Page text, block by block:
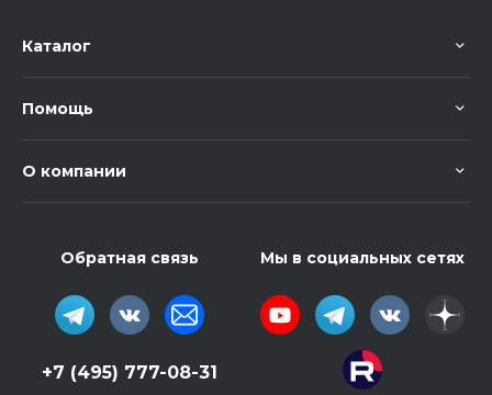
Каталог
Помощь
О компании
Обратная связь
+7 (495) 777-08-31
Мы в социальных сетях